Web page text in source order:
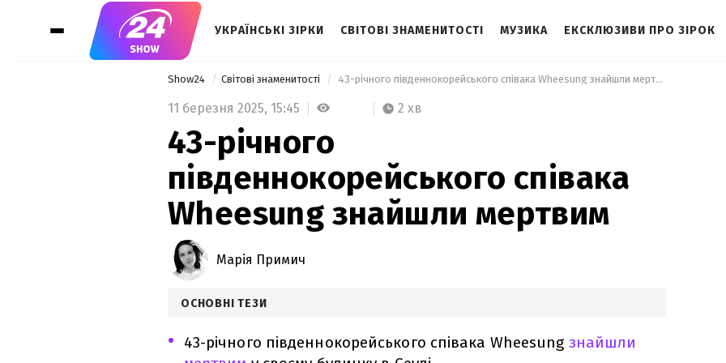
УКРАЇНСЬКІ ЗІРКИ СВІТОВІ ЗНАМЕНИТОСТІ МУЗИКА ЕКСКЛЮЗИВИ ПРО ЗІРОК
Show24 Світові знаменитості 43-річного південнокорейського співака Wheesung знайшли мертвим
11 березня 2025, 15:45 2 хв
43-річного
південнокорейського співака
Wheesung знайшли мертвим
Марія Примич
ОСНОВНІ ТЕЗИ
43-річного південнокорейського співака Wheesung знайшли